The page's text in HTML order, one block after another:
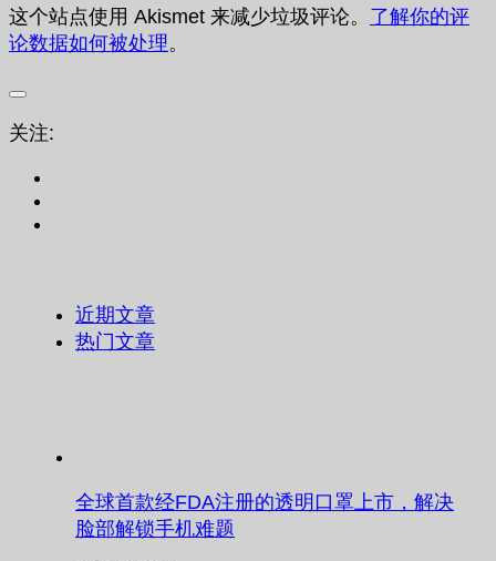
这个站点使用 Akismet 来减少垃圾评论。 了解你的评
论数据如何被处理。
关注:
近期文章
热门文章
全球首款经FDA注册的透明口罩上市，解决
脸部解锁手机难题